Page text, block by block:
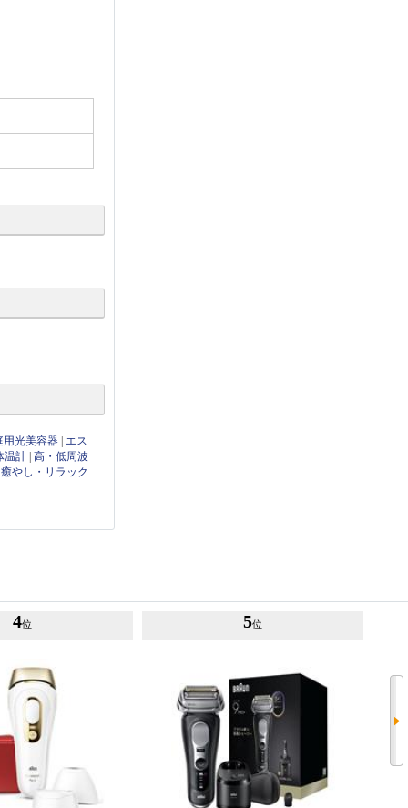
用光美容器
エス
温計 |高・低周波
|癒やし・リラック
4位 5位